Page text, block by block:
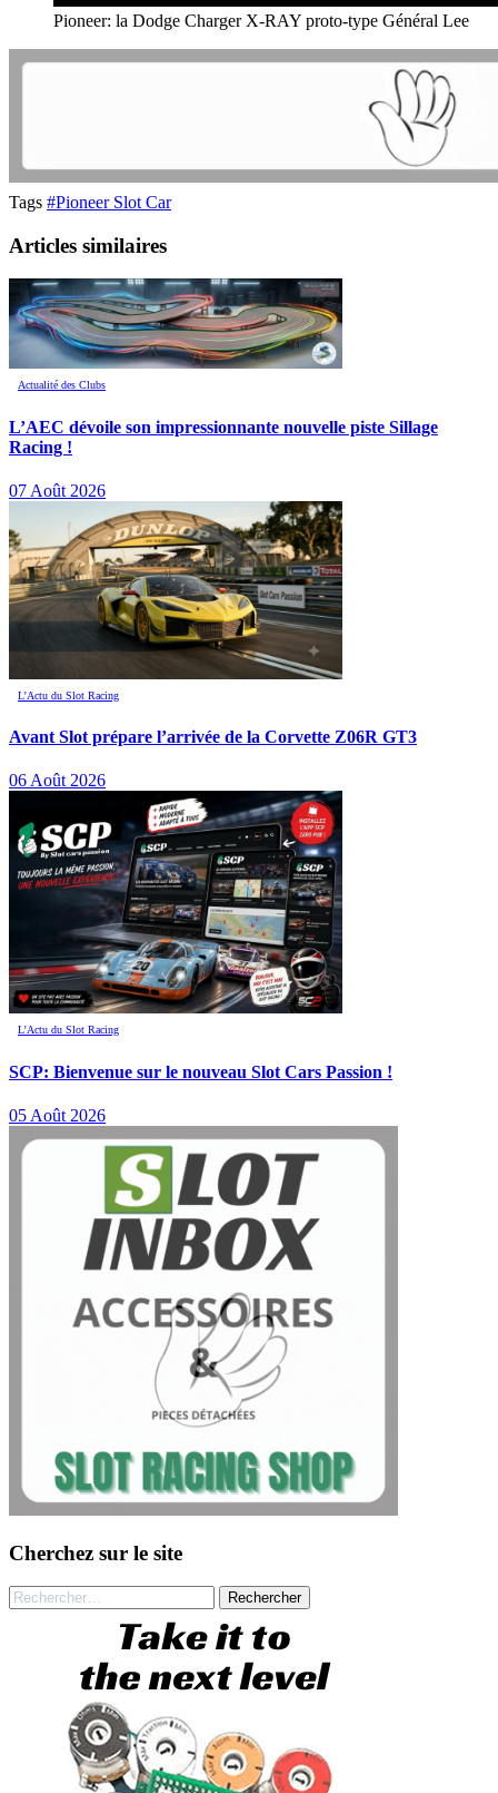
Pioneer: la Dodge Charger X-RAY proto-type Général Lee
Tags #Pioneer Slot Car
Articles similaires
Actualité des Clubs
L’AEC dévoile son impressionnante nouvelle piste Sillage
Racing !
07 Août 2026
L’Actu du Slot Racing
Avant Slot prépare l’arrivée de la Corvette Z06R GT3
06 Août 2026
L’Actu du Slot Racing
SCP: Bienvenue sur le nouveau Slot Cars Passion !
05 Août 2026
Cherchez sur le site
Rechercher :